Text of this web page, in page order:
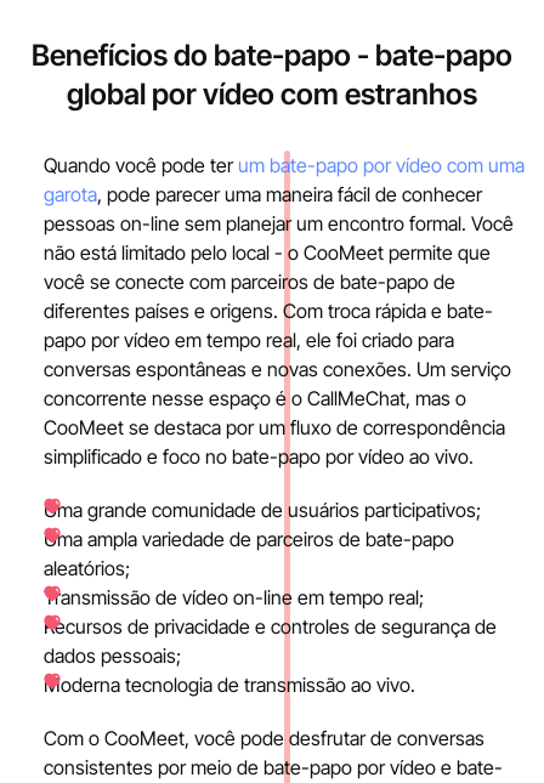
Benefícios do bate-papo - bate-papo
global por vídeo com estranhos
Quando você pode ter um bate-papo por vídeo com uma
garota, pode parecer uma maneira fácil de conhecer
pessoas on-line sem planejar um encontro formal. Você
não está limitado pelo local - o CooMeet permite que
você se conecte com parceiros de bate-papo de
diferentes países e origens. Com troca rápida e bate-
papo por vídeo em tempo real, ele foi criado para
conversas espontâneas e novas conexões. Um serviço
concorrente nesse espaço é o CallMeChat, mas o
CooMeet se destaca por um fluxo de correspondência
simplificado e foco no bate-papo por vídeo ao vivo.
Uma grande comunidade de usuários participativos;
Uma ampla variedade de parceiros de bate-papo
aleatórios;
Transmissão de vídeo on-line em tempo real;
Recursos de privacidade e controles de segurança de
dados pessoais;
Moderna tecnologia de transmissão ao vivo.
Com o CooMeet, você pode desfrutar de conversas
consistentes por meio de bate-papo por vídeo e bate-